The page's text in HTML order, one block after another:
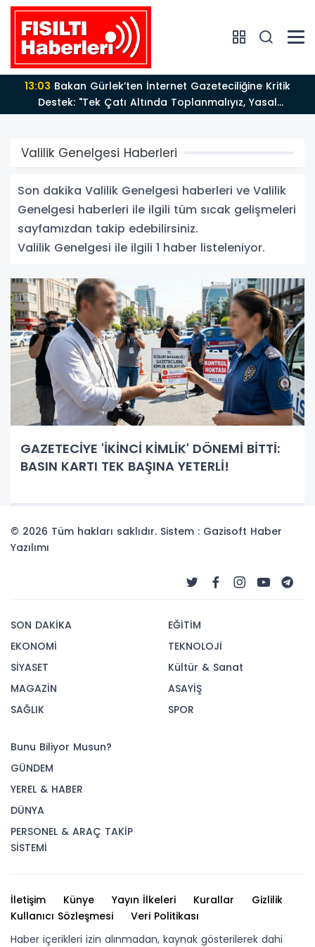
13:03
Destek: "Tek Çatı Altında Toplanmalıyız, Yasal
Düzenlemeye Hazırız"
Valilik Genelgesi Haberleri
Son dakika Valilik Genelgesi haberleri ve Valilik
Genelgesi haberleri ile ilgili tüm sıcak gelişmeleri
sayfamızdan takip edebilirsiniz.
Valilik Genelgesi ile ilgili 1 haber listeleniyor.
GAZETECİYE 'İKİNCİ KİMLİK' DÖNEMİ BİTTİ:
BASIN KARTI TEK BAŞINA YETERLİ!
© 2026 Tüm hakları saklıdır. Sistem : Gazisoft Haber
Yazılımı
SON DAKİKA
EKONOMİ
SİYASET
MAGAZİN
SAĞLIK
EĞİTİM
TEKNOLOJİ
Kültür & Sanat
ASAYİŞ
SPOR
Bunu Biliyor Musun?
GÜNDEM
YEREL & HABER
DÜNYA
PERSONEL & ARAÇ TAKİP
SİSTEMİ
İletişim Künye Yayın İlkeleri Kurallar
Gizlilik
Kullanıcı Sözleşmesi
Veri Politikası
Haber içerikleri izin alınmadan, kaynak gösterilerek dahi